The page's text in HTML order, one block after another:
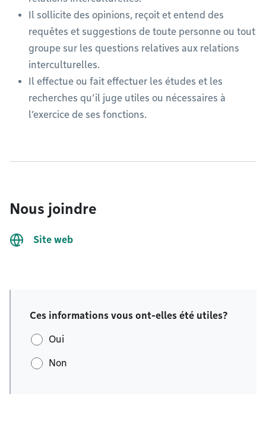
Il sollicite des opinions, reçoit et entend des
requêtes et suggestions de toute personne ou tout
groupe sur les questions relatives aux relations
interculturelles.
Il effectue ou fait effectuer les études et les
recherches qu’il juge utiles ou nécessaires à
l’exercice de ses fonctions.
Nous joindre
Site web
Ces informations vous ont-elles été utiles?
Oui
Non